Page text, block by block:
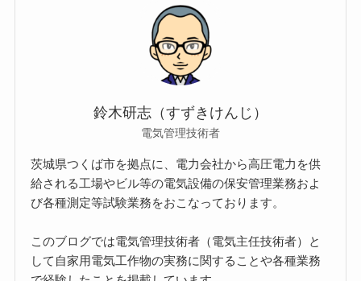
鈴木研志（すずきけんじ）
電気管理技術者
茨城県つくば市を拠点に、電力会社から高圧電力を供
給される工場やビル等の電気設備の保安管理業務およ
び各種測定等試験業務をおこなっております。
このブログでは電気管理技術者（電気主任技術者）と
して自家用電気工作物の実務に関することや各種業務